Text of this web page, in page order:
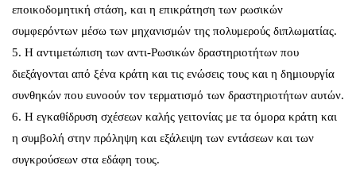
εποικοδομητική στάση, και η επικράτηση των ρωσικών
συμφερόντων μέσω των μηχανισμών της πολυμερούς διπλωματίας.
5. Η αντιμετώπιση των αντι-Ρωσικών δραστηριοτήτων που
διεξάγονται από ξένα κράτη και τις ενώσεις τους και η δημιουργία
συνθηκών που ευνοούν τον τερματισμό των δραστηριοτήτων αυτών.
6. Η εγκαθίδρυση σχέσεων καλής γειτονίας με τα όμορα κράτη και
η συμβολή στην πρόληψη και εξάλειψη των εντάσεων και των
συγκρούσεων στα εδάφη τους.